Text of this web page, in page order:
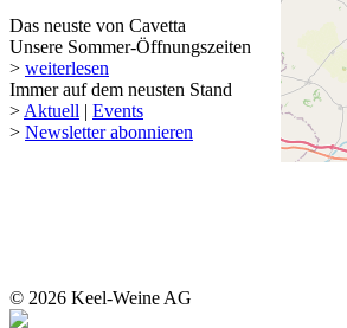
Das neuste von Cavetta
Unsere Sommer-Öffnungszeiten
> weiterlesen
Immer auf dem neusten Stand
> Aktuell | Events
> Newsletter abonnieren
© 2026 Keel-Weine AG